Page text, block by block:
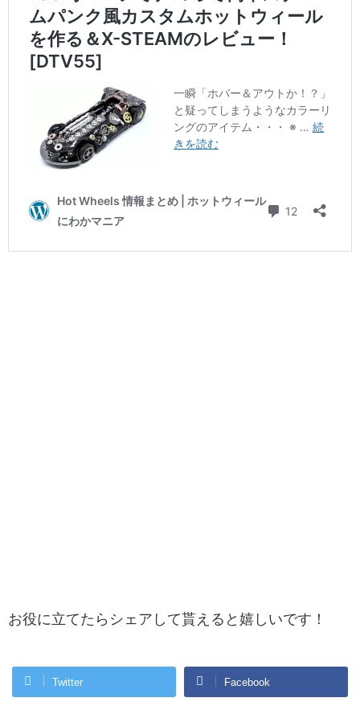
お役に立てたらシェアして貰えると嬉しいです！
Twitter Facebook